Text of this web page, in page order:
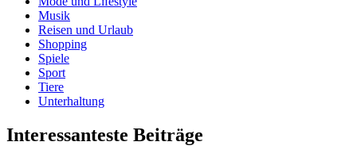
Musik
Reisen und Urlaub
Shopping
Spiele
Sport
Tiere
Unterhaltung
Interessanteste Beiträge